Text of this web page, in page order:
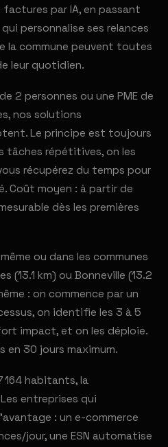
par IA, en passant
personnalise ses relances
la commune peuvent toutes
leur quotidien.
2 personnes ou une PME de
nos solutions
Le principe est toujours
tâches répétitives, on les
récupérez du temps pour
Coût moyen : à partir de
dès les premières
ou dans les communes
(13.1 km) ou Bonneville (13.2
: on commence par un
on identifie les 3 à 5
impact, et on les déploie.
en 30 jours maximum.
164 habitants, la
entreprises qui
: un e-commerce
jour, une ESN automatise